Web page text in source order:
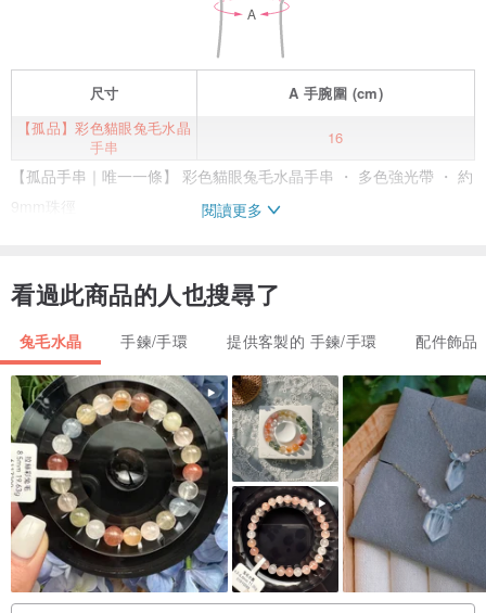
尺寸 A手腕圍 (cm)
【孤品】彩色貓眼兔毛水晶
手串
16
【孤品手串｜唯一一條】 彩色貓眼兔毛水晶手串 ・ 多色強光帶 ・ 約
屬你的幸運彩光守護。
這是一條真正的孤品手串，全世界僅此一條。一圖一物，你看到的每
一顆珠子的色彩、細膩兔毛紋理、強烈貓眼光帶與排列，就是你即將
擁有的那條，無法複製。
手串由高品質天然貓眼兔毛水晶混搭而成。珠子內部生長著如兔子絨
毛般細軟密集的礦物纖維，在光線照射下形成一條條靈動明亮的「貓
眼光帶」，隨著手腕輕輕轉動而游走閃耀。粉色柔美、蜜黃溫暖、淺
綠療癒、藍灰沉穩……多種顏色交織在一起，在陽光或燈光下展現出
極具層次與夢幻的光影效果。
閱讀更多
看過此商品的人也搜尋了
兔毛水晶 手鍊/手環 提供客製的 手鍊/手環 配件飾品